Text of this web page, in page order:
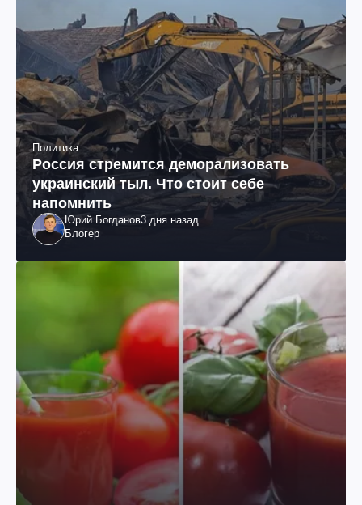
Политика
Россия стремится деморализовать
украинский тыл. Что стоит себе
напомнить
Юрий Богданов3 дня назад
Блогер